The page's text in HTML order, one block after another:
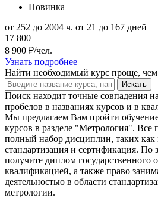
Новинка
от 252 до 2004 ч. от 21 до 167 дней
17 800
8 900 ₽/чел.
Узнать подробнее
Найти необходимый курс проще, чем
Искать
Поиск находит точные совпадения
пробелов в названиях курсов и в
Мы предлагаем Вам пройти
курсов в разделе "Метрология".
полный набор дисциплин, таких как
стандартизация и сертификация.
получите диплом государственного
квалификацией, а также право
деятельностью в области
метрологии.